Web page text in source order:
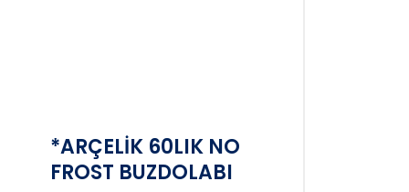
*ARÇELİK 60LIK NO
FROST BUZDOLABI